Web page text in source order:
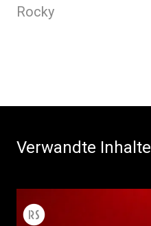
Rocky
Verwandte Inhalte